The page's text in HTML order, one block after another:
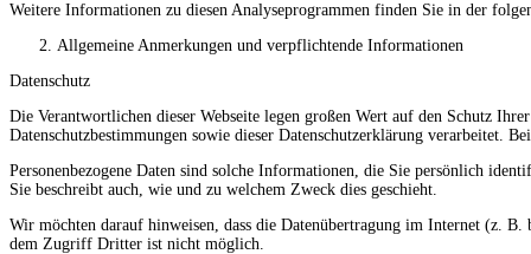
Weitere Informationen zu diesen Analyseprogrammen finden Sie in der
Allgemeine Anmerkungen und verpflichtende Informationen
Datenschutz
Die Verantwortlichen dieser Webseite legen großen Wert auf den Schutz
Datenschutzbestimmungen sowie dieser Datenschutzerklärung verarbeitet.
Personenbezogene Daten sind solche Informationen, die Sie persönlich
Sie beschreibt auch, wie und zu welchem Zweck dies geschieht.
Wir möchten darauf hinweisen, dass die Datenübertragung im Internet (z.
dem Zugriff Dritter ist nicht möglich.